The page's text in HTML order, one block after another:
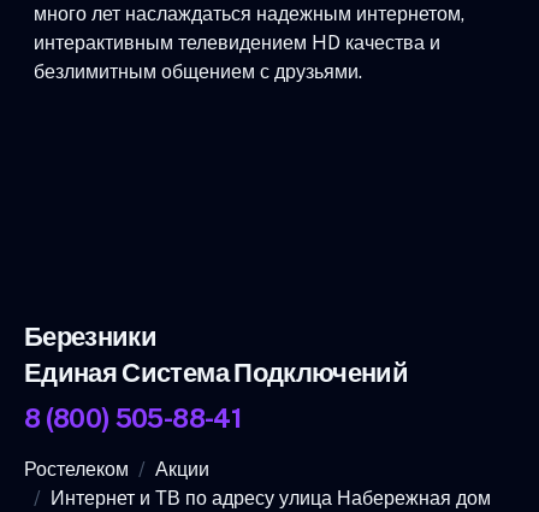
много лет наслаждаться надежным интернетом,
интерактивным телевидением HD качества и
безлимитным общением с друзьями.
Березники
Единая Система Подключений
8 (800) 505-88-41
Ростелеком
Акции
Интернет и ТВ по адресу улица Набережная дом